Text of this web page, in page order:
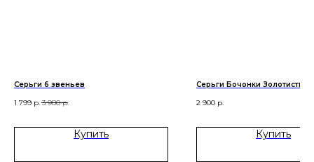
Серьги 6 звеньев
1 799 р. 3 980 р.
ㅤКупить
Серьги Бочонки Золотистые
2 900 р.
ㅤКупить